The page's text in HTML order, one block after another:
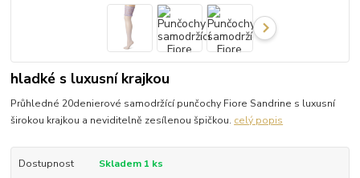
hladké s luxusní krajkou
Průhledné 20denierové samodržící punčochy Fiore Sandrine s luxusní
širokou krajkou a neviditelně zesílenou špičkou. celý popis
Dostupnost
Skladem 1 ks